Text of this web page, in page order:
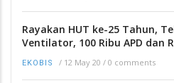
Rayakan HUT ke-25 Tahun,
Ventilator, 100 Ribu APD dan
EKOBIS / 12 May 20 / 0 comments